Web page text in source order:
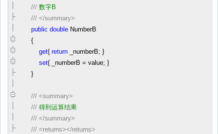
/// 数字B
/// </summary>
public double NumberB
{
get{ return _numberB; }
set{ _numberB = value; }
}
/// <summary>
/// 得到运算结果
/// </summary>
/// <returns></returns>